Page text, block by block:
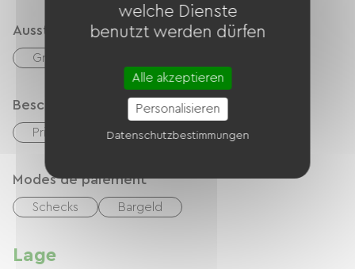
Ausstattung
Grillen
Beschreibung
Privates, umzäuntes Gelände
Modes de paiement
Schecks Bargeld
Lage
welche Dienste
benutzt werden dürfen
Alle akzeptieren
Personalisieren
Datenschutzbestimmungen